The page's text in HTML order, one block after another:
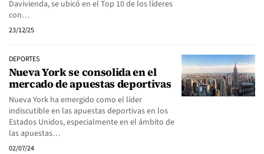
Davivienda, se ubicó en el Top 10 de los líderes
con…
23/12/25
DEPORTES
Nueva York se consolida en el
mercado de apuestas deportivas
Nueva York ha emergido como el líder
indiscutible en las apuestas deportivas en los
Estados Unidos, especialmente en el ámbito de
las apuestas…
02/07/24